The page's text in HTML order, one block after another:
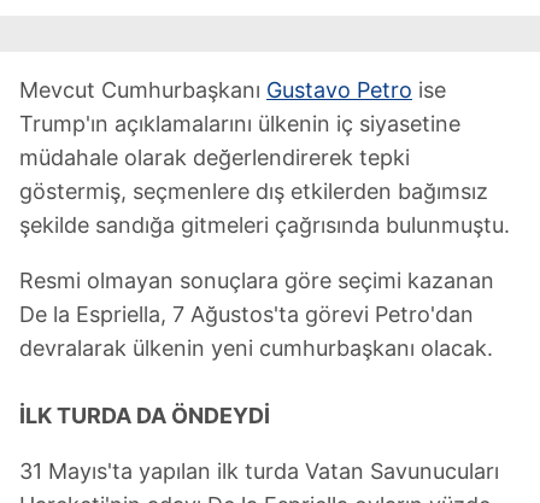
Mevcut Cumhurbaşkanı Gustavo Petro ise
Trump'ın açıklamalarını ülkenin iç siyasetine
müdahale olarak değerlendirerek tepki
göstermiş, seçmenlere dış etkilerden bağımsız
şekilde sandığa gitmeleri çağrısında bulunmuştu.
Resmi olmayan sonuçlara göre seçimi kazanan
De la Espriella, 7 Ağustos'ta görevi Petro'dan
devralarak ülkenin yeni cumhurbaşkanı olacak.
İLK TURDA DA ÖNDEYDİ
31 Mayıs'ta yapılan ilk turda Vatan Savunucuları